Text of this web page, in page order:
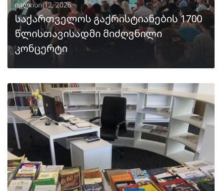
ივლისი 12, 2026
საქართველოს გაქრისტიანების 1700
წლისთავისადმი მიძღვნილი
კონცერტი
ᲒᲐᲒᲠᲫᲔᲚᲔᲑᲐ